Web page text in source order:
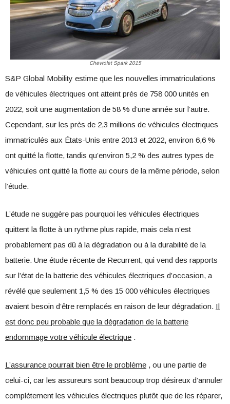
Chevrolet Spark 2015
S&P Global Mobility estime que les nouvelles immatriculations
de véhicules électriques ont atteint près de 758 000 unités en
2022, soit une augmentation de 58 % d’une année sur l’autre.
Cependant, sur les près de 2,3 millions de véhicules électriques
immatriculés aux États-Unis entre 2013 et 2022, environ 6,6 %
ont quitté la flotte, tandis qu’environ 5,2 % des autres types de
véhicules ont quitté la flotte au cours de la même période, selon
l’étude.
L’étude ne suggère pas pourquoi les véhicules électriques
quittent la flotte à un rythme plus rapide, mais cela n’est
probablement pas dû à la dégradation ou à la durabilité de la
batterie. Une étude récente de Recurrent, qui vend des rapports
sur l’état de la batterie des véhicules électriques d’occasion, a
révélé que seulement 1,5 % des 15 000 véhicules électriques
avaient besoin d’être remplacés en raison de leur dégradation. Il
est donc peu probable que la dégradation de la batterie
endommage votre véhicule électrique .
L’assurance pourrait bien être le problème , ou une partie de
celui-ci, car les assureurs sont beaucoup trop désireux d’annuler
complètement les véhicules électriques plutôt que de les réparer,